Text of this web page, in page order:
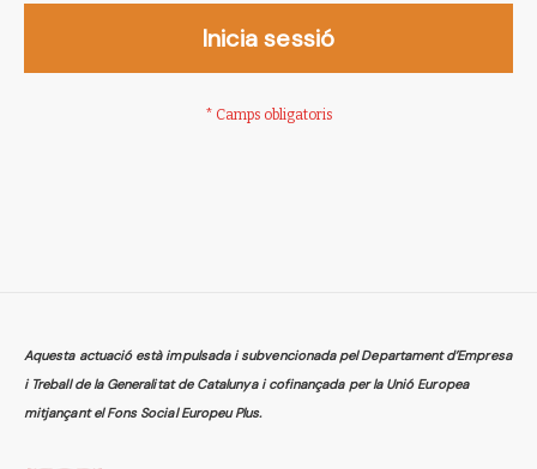
Inicia sessió
Aquesta actuació està impulsada i subvencionada pel Departament d’Empresa
i Treball de la Generalitat de Catalunya i cofinançada per la Unió Europea
mitjançant el Fons Social Europeu Plus.